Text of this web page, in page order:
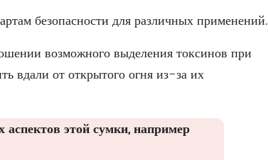
безопасности для различных применений.
возможного выделения токсинов при
вдали от открытого огня из-за их
этой сумки, например